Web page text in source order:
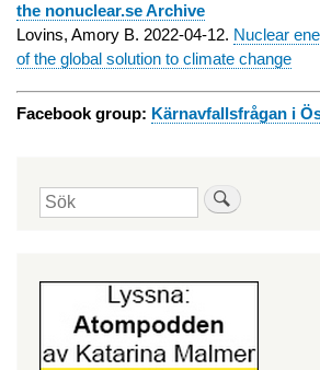
the nonuclear.se Archive
Lovins, Amory B. 2022-04-12. Nuclear
of the global solution to climate change
Facebook group: Kärnavfallsfrågan i
Sök